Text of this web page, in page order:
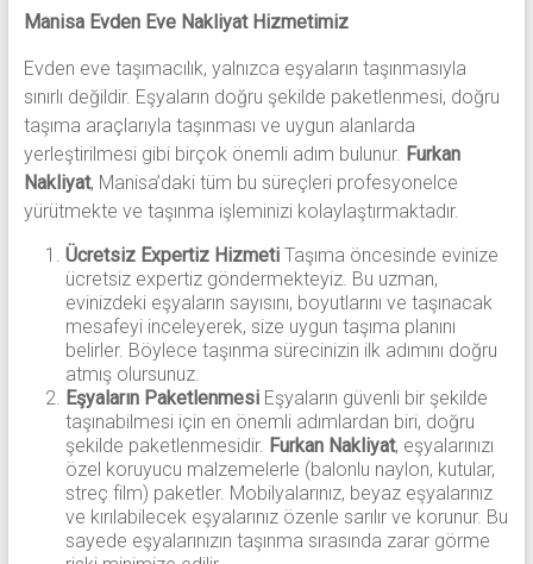
Manisa Evden Eve Nakliyat Hizmetimiz
Evden eve taşımacılık, yalnızca eşyaların taşınmasıyla
sınırlı değildir. Eşyaların doğru şekilde paketlenmesi, doğru
taşıma araçlarıyla taşınması ve uygun alanlarda
yerleştirilmesi gibi birçok önemli adım bulunur. Furkan
Nakliyat, Manisa’daki tüm bu süreçleri profesyonelce
yürütmekte ve taşınma işleminizi kolaylaştırmaktadır.
Ücretsiz Expertiz HizmetiTaşıma öncesinde evinize
ücretsiz expertiz göndermekteyiz. Bu uzman,
evinizdeki eşyaların sayısını, boyutlarını ve taşınacak
mesafeyi inceleyerek, size uygun taşıma planını
belirler. Böylece taşınma sürecinizin ilk adımını doğru
atmış olursunuz.
Eşyaların PaketlenmesiEşyaların güvenli bir şekilde
taşınabilmesi için en önemli adımlardan biri, doğru
şekilde paketlenmesidir. Furkan Nakliyat, eşyalarınızı
özel koruyucu malzemelerle (balonlu naylon, kutular,
streç film) paketler. Mobilyalarınız, beyaz eşyalarınız
ve kırılabilecek eşyalarınız özenle sarılır ve korunur. Bu
sayede eşyalarınızın taşınma sırasında zarar görme